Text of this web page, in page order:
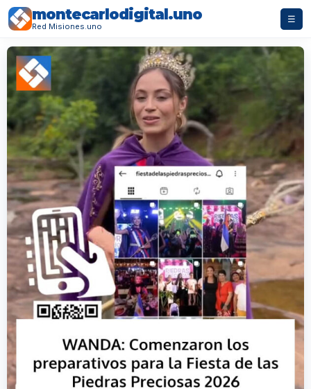
montecarlodigital.uno
Red Misiones.uno
☰